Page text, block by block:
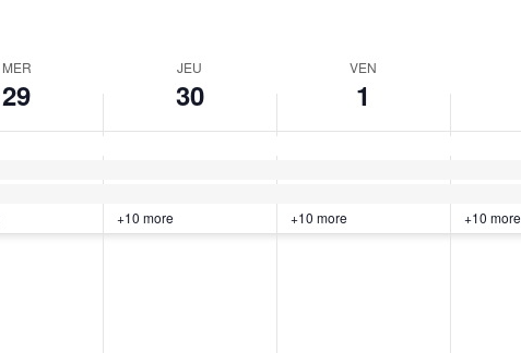
MER
29
JEU
30
VEN
1
+10 more +10 more +10 more